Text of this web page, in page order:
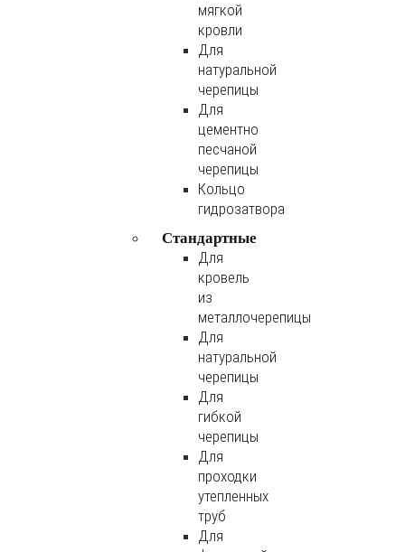
мягкой
кровли
Для
натуральной
черепицы
Для
цементно
песчаной
черепицы
Кольцо
гидрозатвора
Стандартные
Для
кровель
из
металлочерепицы
Для
натуральной
черепицы
Для
гибкой
черепицы
Для
проходки
утепленных
труб
Для